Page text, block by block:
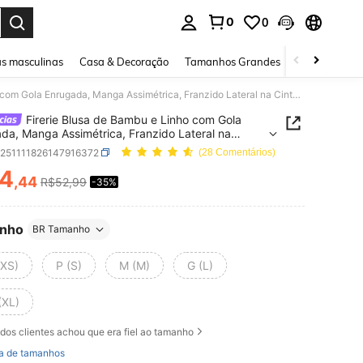
0 0
masculinas Casa & Decoração Tamanhos Grandes Joias e
Firerie Blusa de Bambu e Linho com Gola Enrugada, Manga Assimétrica, Franzido Lateral na Cintura, para Uso Diário, na Cor Damasco, para Todas as Estações
Firerie Blusa de Bambu e Linho com Gola
Manga Assimétrica, Franzido Lateral na
para Uso Diário, na Cor Damasco, para Todas as
(28 Comentários)
AND AVAILABILITY
,44 R$52,99 -35%
BR Tamanho
P (S) M (M) G (L)
dos clientes achou que era fiel ao tamanho
de tamanhos